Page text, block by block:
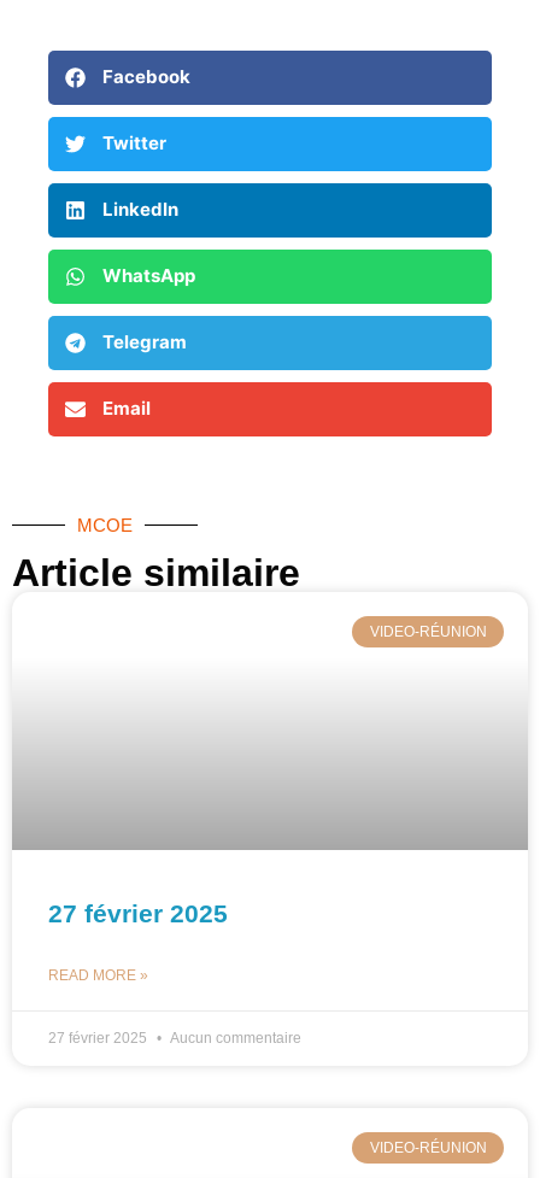
Facebook
Twitter
LinkedIn
WhatsApp
Telegram
Email
MCOE
Article similaire​
VIDEO-RÉUNION
27 février 2025
READ MORE »
27 février 2025 Aucun commentaire
VIDEO-RÉUNION